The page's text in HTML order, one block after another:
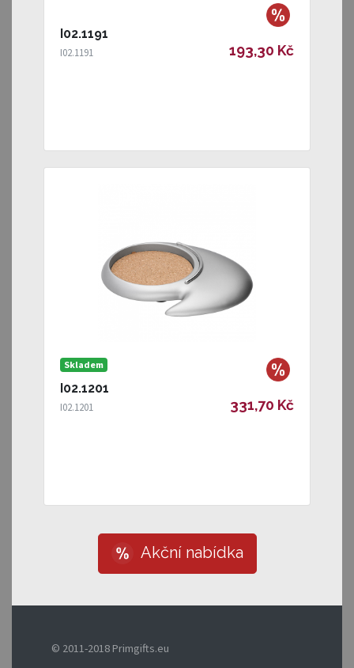
I02.1191
I02.1191 193,30 Kč
Skladem
I02.1201
I02.1201 331,70 Kč
Akční nabídka
© 2011-2018 Primgifts.eu